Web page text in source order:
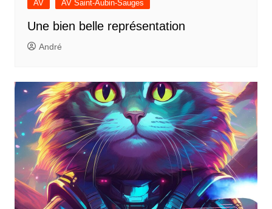
AV
AV Saint-Aubin-Sauges
Une bien belle représentation
André